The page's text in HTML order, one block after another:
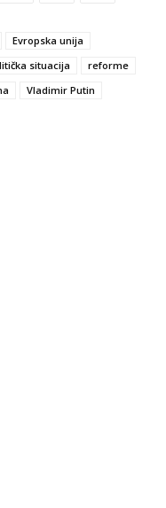
Evropska unija
situacija
reforme
Vladimir Putin